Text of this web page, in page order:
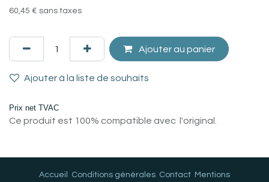
60,45 € sans taxes
Ajouter au panier
Ajouter à la liste de souhaits
Prix net TVAC
Ce produit est 100% compatible avec l'original.
Accueil Conditions générales Contact Mentions